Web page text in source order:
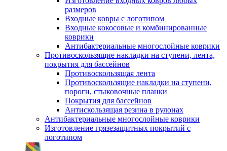
размеров
Входные ковры с логотипом
Входные кокосовые и комбинированные
коврики
Антибактериальные многослойные коврики
Противоскользящие накладки на ступени, лента,
покрытия для бассейнов
Противоскользящая лента
Противоскользящие накладки на ступени,
пороги, стыковочные планки
Покрытия для бассейнов
Антискользящая резина в рулонах
Антибактериальные многослойные коврики
Изготовление грязезащитных покрытий с
логотипом